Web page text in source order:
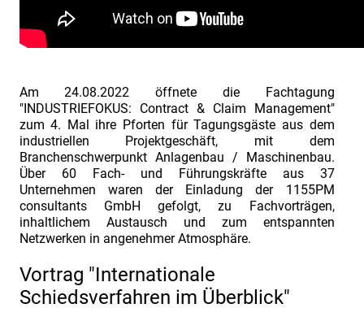
Am 24.08.2022 öffnete die Fachtagung
"INDUSTRIEFOKUS: Contract & Claim Management"
zum 4. Mal ihre Pforten für Tagungsgäste aus dem
industriellen Projektgeschäft, mit dem
Branchenschwerpunkt Anlagenbau / Maschinenbau.
Über 60 Fach- und Führungskräfte aus 37
Unternehmen waren der Einladung der 1155PM
consultants GmbH gefolgt, zu Fachvorträgen,
inhaltlichem Austausch und zum entspannten
Netzwerken in angenehmer Atmosphäre.
Vortrag "Internationale
Schiedsverfahren im Überblick"
2022:
Claim
Management.
Einladung
zur
Fachtagung
INDUSTRIEFOKUS
2022:
Contract
&Claim
Management